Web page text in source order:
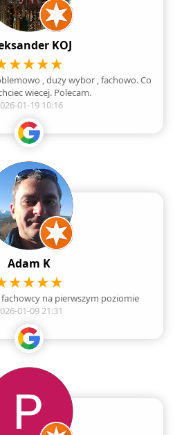
KOJ
, duzy wybor , fachowo. Co
wiecej. Polecam.
01-19 10:16
Adam K
na pierwszym poziomie
01-09 21:31